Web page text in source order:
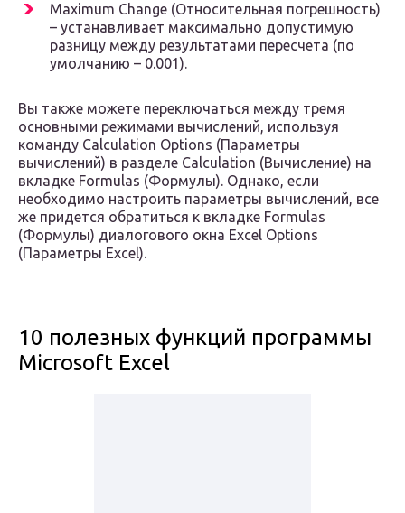
Maximum Change (Относительная погрешность)
– устанавливает максимально допустимую
разницу между результатами пересчета (по
умолчанию – 0.001).
Вы также можете переключаться между тремя
основными режимами вычислений, используя
команду Calculation Options (Параметры
вычислений) в разделе Calculation (Вычисление) на
вкладке Formulas (Формулы). Однако, если
необходимо настроить параметры вычислений, все
же придется обратиться к вкладке Formulas
(Формулы) диалогового окна Excel Options
(Параметры Excel).
10 полезных функций программы
Microsoft Excel